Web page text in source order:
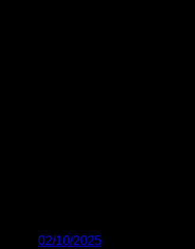
02/10/2025